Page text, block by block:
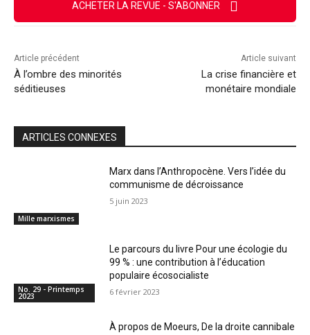
ACHETER LA REVUE - S'ABONNER
Article précédent
À l’ombre des minorités
séditieuses
Article suivant
La crise financière et
monétaire mondiale
ARTICLES CONNEXES
Mille marxismes
Marx dans l’Anthropocène. Vers l’idée du
communisme de décroissance
5 juin 2023
No. 29 - Printemps
2023
Le parcours du livre Pour une écologie du
99 % : une contribution à l’éducation
populaire écosocialiste
6 février 2023
À propos de Moeurs, De la droite cannibale